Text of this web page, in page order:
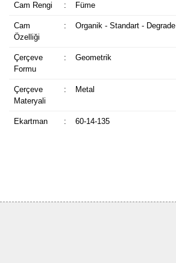
Cam Rengi : Füme
Cam
Özelliği
: Organik - Standart - Degrade
Çerçeve
Formu
: Geometrik
Çerçeve
Materyali
: Metal
Ekartman : 60-14-135